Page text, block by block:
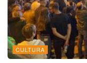
CULTURA